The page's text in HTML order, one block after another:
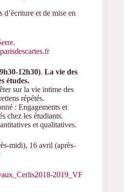
d’écriture et de mise en
.
12h30). La vie des
études.
sur la vie intime des
répétés.
: Engagements et
chez les étudiants.
et qualitatives.
midi), 16 avril (après-
2019_VF